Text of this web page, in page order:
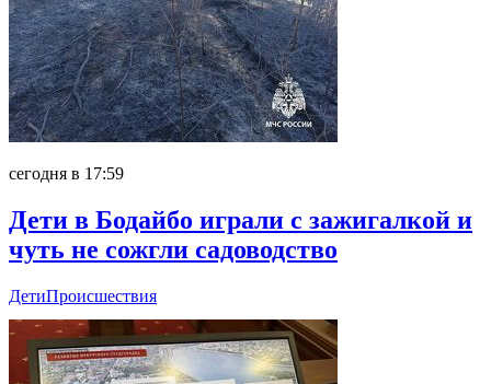
сегодня в 17:59
Дети в Бодайбо играли с зажигалкой и
чуть не сожгли садоводство
ДетиПроисшествия